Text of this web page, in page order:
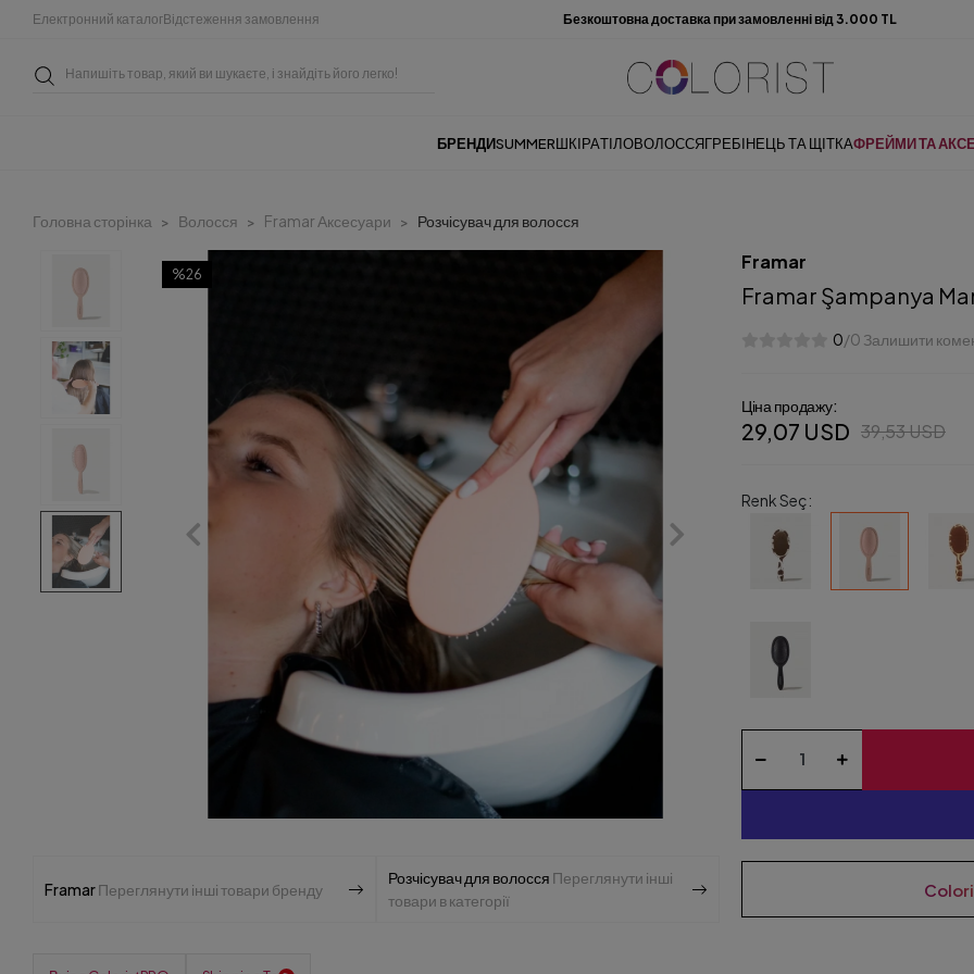
Електронний каталогВідстеження замовлення Безкоштовна доставка при замовленні від 3.000 TL
БРЕНДИSUMMERШКІРАТІЛОВОЛОССЯГРЕБІНЕЦЬ ТА ЩІТКАФРЕЙМИ ТА
Головна сторінка Волосся Framar Аксесуари Розчісувач для волосся
%26
FramarПереглянути інші товари бренду
Розчісувач для волосся Переглянути інші
товари в категорії
Framar
Framar Şampanya
0/0 Залишити
Ціна продажу:
29,07 USD 39,53 USD
Renk Seç: